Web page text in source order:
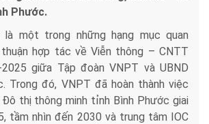
Phước.
là một trong những hạng mục quan
hợp tác về Viễn thông – CNTT
giữa Tập đoàn VNPT và UBND
Trong đó, VNPT đã hoàn thành việc
thị thông minh tỉnh Bình Phước giai
tầm nhìn đến 2030 và trung tâm IOC